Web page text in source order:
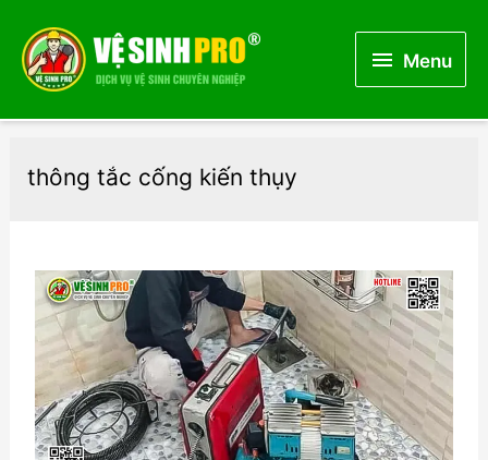
MenuMenu
thông tắc cống kiến thụy